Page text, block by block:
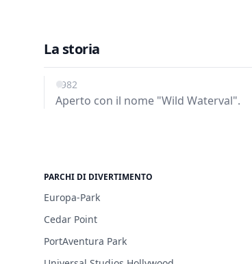
La storia
1982
Aperto con il nome "Wild Waterval".
PARCHI DI DIVERTIMENTO
Europa-Park
Cedar Point
PortAventura Park